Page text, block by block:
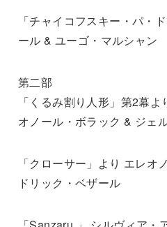
「チャイコフスキー・パ・
ール & ユーゴ・マルシャン
第二部
「くるみ割り人形」第2幕
オノール・ボラック & ジェ
「クローサー」より エレオ
ドリック・ベザール